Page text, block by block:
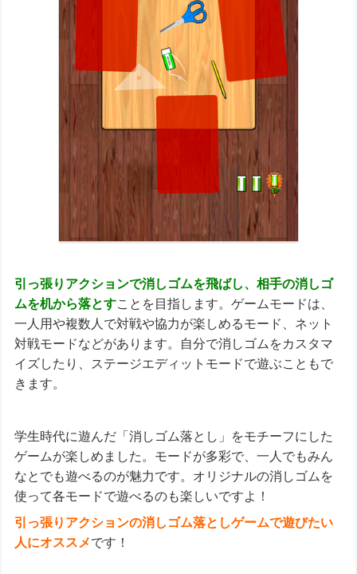
引っ張りアクションで消しゴムを飛ばし、相手の消しゴ
ムを机から落とすことを目指します。ゲームモードは、
一人用や複数人で対戦や協力が楽しめるモード、ネット
対戦モードなどがあります。自分で消しゴムをカスタマ
イズしたり、ステージエディットモードで遊ぶこともで
きます。
学生時代に遊んだ「消しゴム落とし」をモチーフにした
ゲームが楽しめました。モードが多彩で、一人でもみん
なとでも遊べるのが魅力です。オリジナルの消しゴムを
使って各モードで遊べるのも楽しいですよ！
引っ張りアクションの消しゴム落としゲームで遊びたい
人にオススメです！